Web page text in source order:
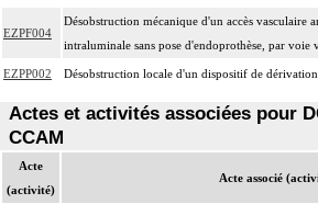
EZPF004
Désobstruction mécanique d'un accès vasculaire
intraluminale sans pose d'endoprothèse, par voie
EZPP002 Désobstruction locale d'un dispositif de
Actes et activités associées pour
CCAM
Acte
(activité)
Acte associé